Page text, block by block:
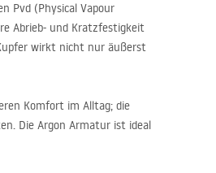
Pvd (Physical Vapour
Abrieb- und Kratzfestigkeit
wirkt nicht nur äußerst
Komfort im Alltag; die
Die Argon Armatur ist ideal